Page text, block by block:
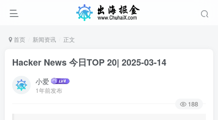
首页 新闻资讯 正文
Hacker News 今日TOP 20| 2025-03-14
小爱
1年前发布
188